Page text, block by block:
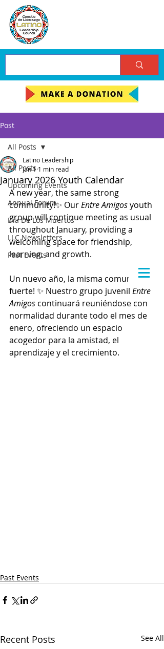
Post
All Posts
Upcoming Events
Annual Forum
Día De Los Muertos
LLC Newsletters
Past Events
All Posts
January 2026 Youth Calendar
Latino Leadership
Jan 1 1 min read
A new year, the same strong
community!✨ Our Entre Amigos youth
group will continue meeting as usual
throughout January, providing a
welcoming space for friendship,
learning, and growth.
Un nuevo año, la misma comunidad
fuerte! ✨ Nuestro grupo juvenil Entre
Amigos continuará reuniéndose con
normalidad durante todo el mes de
enero, ofreciendo un espacio
acogedor para la amistad, el
aprendizaje y el crecimiento.
Past Events
Recent Posts See All